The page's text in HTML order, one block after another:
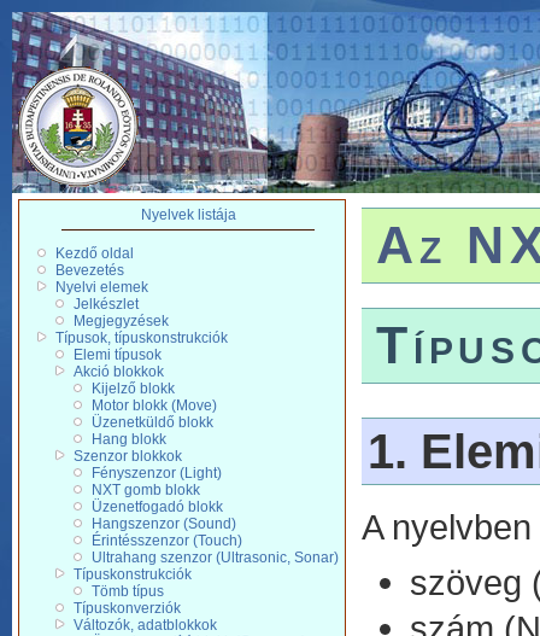
Nyelvek listája
Kezdő oldal
Bevezetés
Nyelvi elemek
Jelkészlet
Megjegyzések
Típusok, típuskonstrukciók
Elemi típusok
Akció blokkok
Kijelző blokk
Motor blokk (Move)
Üzenetküldő blokk
Hang blokk
Szenzor blokkok
Fényszenzor (Light)
NXT gomb blokk
Üzenetfogadó blokk
Hangszenzor (Sound)
Érintésszenzor (Touch)
Ultrahang szenzor (Ultrasonic, Sonar)
Típuskonstrukciók
Tömb típus
Típuskonverziók
Változók, adatblokkok
Az
1.
A
szöveg